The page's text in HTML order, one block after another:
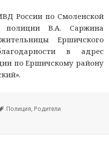
России по Смоленской
полиции В.А. Саржина
Ершичского
в адрес
по Ершичскому району
Метки
Полиция, Родители